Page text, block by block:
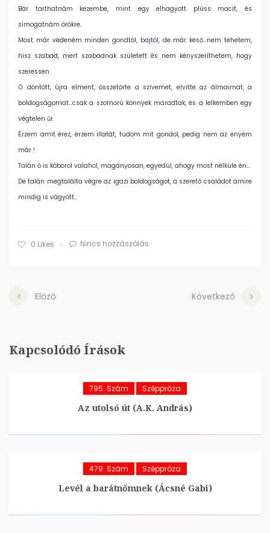
Bár tarthatnám kezembe, mint egy elhagyott plüss macit, és
simogatnám örökre.
Most már védeném minden gondtól, bajtól, de már késő…nem tehetem,
hisz szabad, mert szabadnak született és nem kényszeríthetem, hogy
szeressen.
Ő döntött, újra elment, összetörte a szívemet, elvitte az álmaimat, a
boldogságomat…csak a szomorú könnyek maradtak, és a lelkemben egy
végtelen űr.
Érzem amit érez, érzem illatát, tudom mit gondol, pedig nem az enyém
már !
Talán ő is kóborol valahol, magányosan, egyedül, ahogy most nélküle én…
De talán megtalálta végre az igazi boldogságot, a szerető családot amire
mindig is vágyott…
0 Likes Nincs hozzászólás
Előző Következő
Kapcsolódó Írások
795. Szám Széppróza
Az utolsó út (A.K. András)
479. Szám Széppróza
Levél a barátnőmnek (Ácsné Gabi)